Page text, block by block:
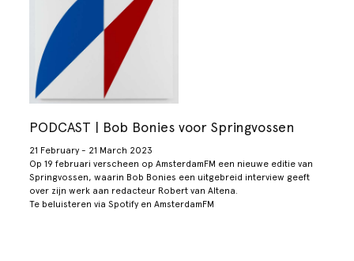
PODCAST | Bob Bonies voor Springvossen
21 February - 21 March 2023
Op 19 februari verscheen op AmsterdamFM een nieuwe editie van
Springvossen, waarin Bob Bonies een uitgebreid interview geeft
over zijn werk aan redacteur Robert van Altena.
Te beluisteren via Spotify en AmsterdamFM